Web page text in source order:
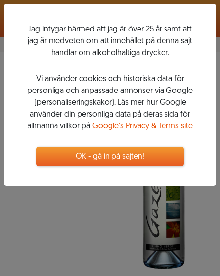
GAZELA
kr
Jag intygar härmed att jag är över 25 år samt att
jag är medveten om att innehållet på denna sajt
handlar om alkoholhaltiga drycker.
Vi använder cookies och historiska data för
personliga och anpassade annonser via Google
(personaliseringskakor). Läs mer hur Google
använder din personliga data på deras sida för
allmänna villkor på Google’s Privacy & Terms site
OK - gå in på sajten!